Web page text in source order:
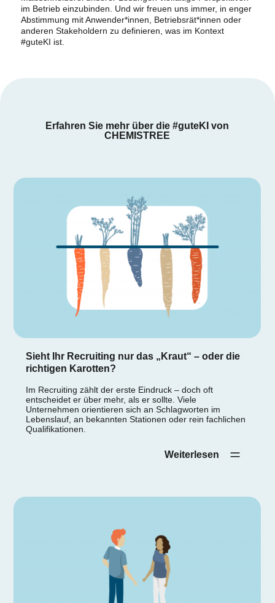
im Betrieb einzubinden. Und wir freuen uns immer, in enger
Abstimmung mit Anwender*innen, Betriebsrät*innen oder
anderen Stakeholdern zu definieren, was im Kontext
#guteKI ist.
Erfahren Sie mehr über die #guteKI von
CHEMISTREE
Sieht Ihr Recruiting nur das „Kraut“ – oder die
richtigen Karotten?
Im Recruiting zählt der erste Eindruck – doch oft
entscheidet er über mehr, als er sollte. Viele
Unternehmen orientieren sich an Schlagworten im
Lebenslauf, an bekannten Stationen oder rein fachlichen
Qualifikationen.
Weiterlesen‎ ‎ ‎ ‎ ‎